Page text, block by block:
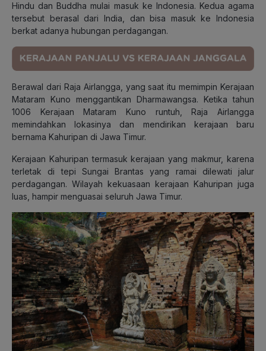
Hindu dan Buddha mulai masuk ke Indonesia. Kedua agama
tersebut berasal dari India, dan bisa masuk ke Indonesia
berkat adanya hubungan perdagangan.
Berawal dari Raja Airlangga, yang saat itu memimpin Kerajaan
Mataram Kuno menggantikan Dharmawangsa. Ketika tahun
1006 Kerajaan Mataram Kuno runtuh, Raja Airlangga
memindahkan lokasinya dan mendirikan kerajaan baru
bernama Kahuripan di Jawa Timur.
Kerajaan Kahuripan termasuk kerajaan yang makmur, karena
terletak di tepi Sungai Brantas yang ramai dilewati jalur
perdagangan. Wilayah kekuasaan kerajaan Kahuripan juga
luas, hampir menguasai seluruh Jawa Timur.